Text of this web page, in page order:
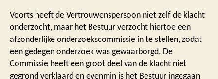
Voorts heeft de Vertrouwenspersoon niet zelf de klacht
onderzocht, maar het Bestuur verzocht hiertoe een
afzonderlijke onderzoekscommissie in te stellen, zodat
een gedegen onderzoek was gewaarborgd. De
Commissie heeft een groot deel van de klacht niet
gegrond verklaard en evenmin is het Bestuur ingegaan